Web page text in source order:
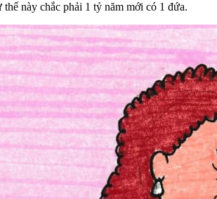
này chắc phải 1 tỷ năm mới có 1 đứa.